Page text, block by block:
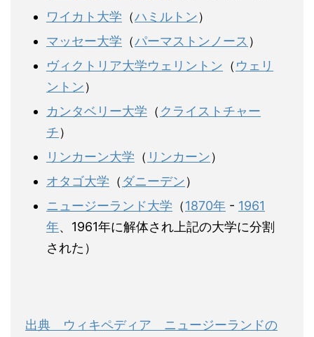
ワイカト大学 （ハミルトン）
マッセー大学 （パーマストンノース ）
ヴィクトリア大学ウェリントン （ ウェリ
ントン）
カンタベリー大学 （ クライストチャー
チ）
リンカーン大学 （ リンカーン）
オタゴ大学 （ ダニーデン）
ニュージーランド大学 （1870年 - 1961
年、1961年に解体され上記の大学に分割
された）
出典 ウィキペディア ニュージーランドの